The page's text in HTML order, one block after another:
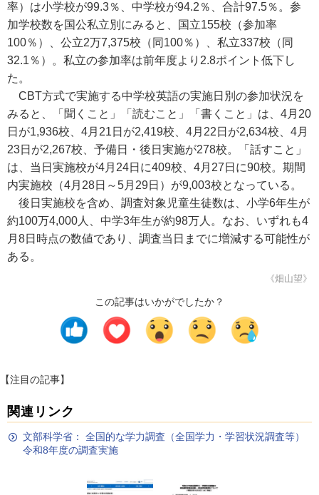
率）は小学校が99.3％、中学校が94.2％、合計97.5％。参
加学校数を国公私立別にみると、国立155校（参加率
100％）、公立2万7,375校（同100％）、私立337校（同
32.1％）。私立の参加率は前年度より2.8ポイント低下し
た。
CBT方式で実施する中学校英語の実施日別の参加状況を
みると、「聞くこと」「読むこと」「書くこと」は、4月20
日が1,936校、4月21日が2,419校、4月22日が2,634校、4月
23日が2,267校、予備日・後日実施が278校。「話すこと」
は、当日実施校が4月24日に409校、4月27日に90校。期間
内実施校（4月28日～5月29日）が9,003校となっている。
後日実施校を含め、調査対象児童生徒数は、小学6年生が
約100万4,000人、中学3年生が約98万人。なお、いずれも4
月8日時点の数値であり、調査当日までに増減する可能性が
ある。
《畑山望》
この記事はいかがでしたか？
【注目の記事】
関連リンク
文部科学省： 全国的な学力調査（全国学力・学習状況調査等）
令和8年度の調査実施